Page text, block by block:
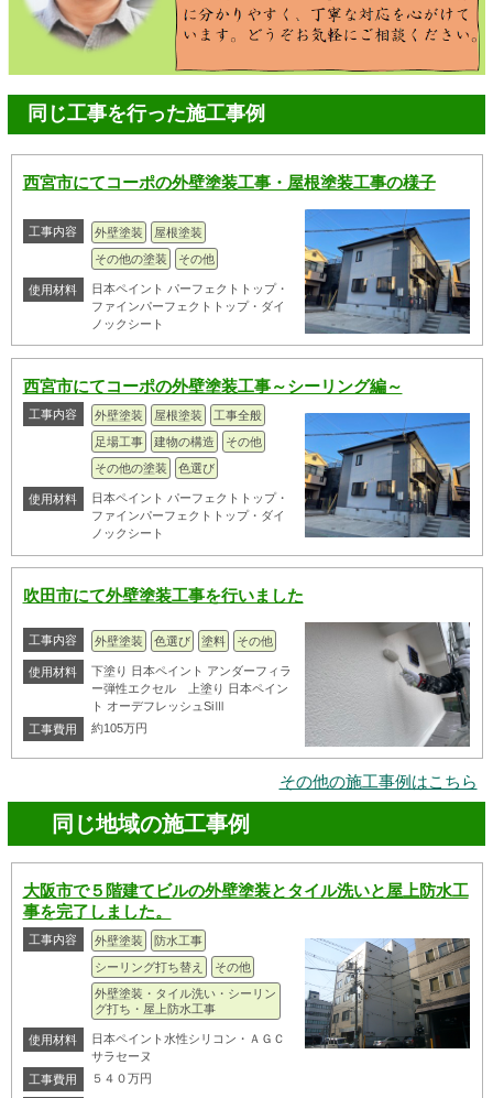
同じ工事を行った施工事例
西宮市にてコーポの外壁塗装工事・屋根塗装工事の様子
工事内容 外壁塗装
屋根塗装
その他の塗装
その他
使用材料
日本ペイント パーフェクトトップ・
ファインパーフェクトトップ・ダイ
ノックシート
西宮市にてコーポの外壁塗装工事～シーリング編～
工事内容 外壁塗装 屋根塗装
工事全般
足場工事
建物の構造
その他
その他の塗装
色選び
使用材料
日本ペイント パーフェクトトップ・
ファインパーフェクトトップ・ダイ
ノックシート
吹田市にて外壁塗装工事を行いました
工事内容 外壁塗装 色選び 塗料 その他
使用材料
下塗り 日本ペイント アンダーフィラ
ー弾性エクセル 上塗り 日本ペイン
ト オーデフレッシュSiⅢ
工事費用
約105万円
その他の施工事例はこちら
同じ地域の施工事例
大阪市で５階建てビルの外壁塗装とタイル洗いと屋上防水工
事を完了しました。
工事内容 外壁塗装
防水工事
シーリング打ち替え
その他
外壁塗装・タイル洗い・シーリン
グ打ち・屋上防水工事
使用材料
日本ペイント水性シリコン・ＡＧＣ
サラセーヌ
工事費用
５４０万円